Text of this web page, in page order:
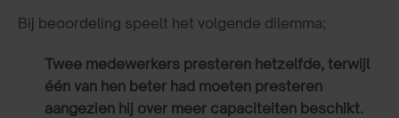
Bij beoordeling speelt het volgende dilemma;
Twee medewerkers presteren hetzelfde, terwijl
één van hen beter had moeten presteren
aangezien hij over meer capaciteiten beschikt.